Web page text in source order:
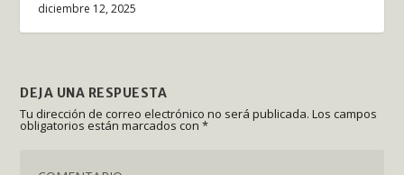
diciembre 12, 2025
DEJA UNA RESPUESTA
Tu dirección de correo electrónico no será publicada. Los campos
obligatorios están marcados con*